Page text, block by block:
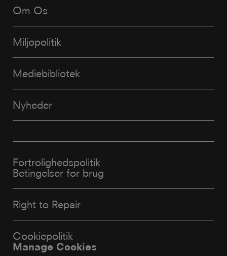
Om Os
Miljøpolitik
Mediebibliotek
Nyheder
Fortrolighedspolitik
Betingelser for brug
Right to Repair
Cookiepolitik
Manage Cookies